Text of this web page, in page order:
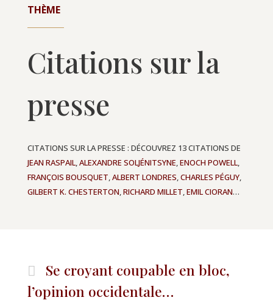
THÈME
Citations sur la
presse
CITATIONS SUR LA PRESSE : DÉCOUVREZ 13 CITATIONS DE
JEAN RASPAIL,ALEXANDRE SOLJÉNITSYNE,ENOCH POWELL,
FRANÇOIS BOUSQUET,ALBERT LONDRES,CHARLES PÉGUY,
GILBERT K. CHESTERTON,RICHARD MILLET,EMIL CIORAN…
Se croyant coupable en bloc,
l’opinion occidentale…